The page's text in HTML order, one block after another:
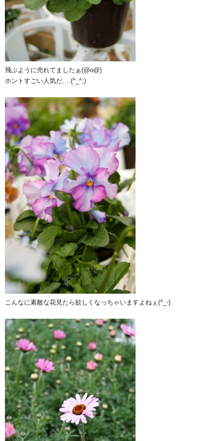
飛ぶように売れてましたぁ(@o@)
ホントすごい人気だ….(^_^;)
こんなに素敵な花見たら欲しくなっちゃいますよねぇ(^_-)